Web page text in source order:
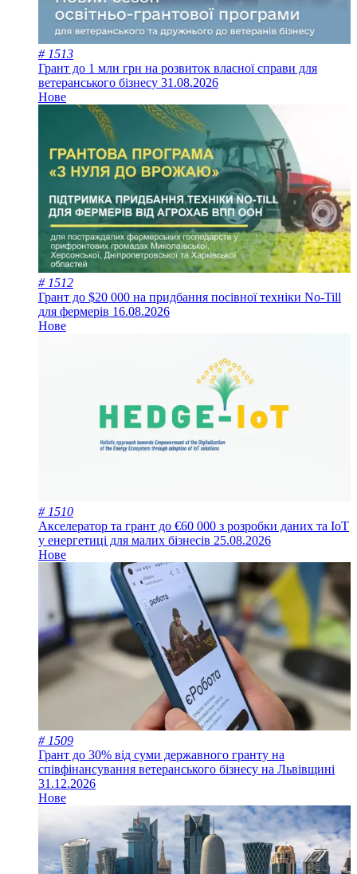
# 1513
Грант до 1 млн грн на розвиток власної справи для
ветеранського бізнесу 31.08.2026
Нове
# 1512
Грант до $20 000 на придбання посівної техніки No-Till
для фермерів 16.08.2026
Нове
# 1510
Акселератор та грант до €60 000 з розробки даних та IoT
у енергетиці для малих бізнесів 25.08.2026
Нове
# 1509
Грант до 30% від суми державного гранту на
співфінансування ветеранського бізнесу на Львівщині
31.12.2026
Нове